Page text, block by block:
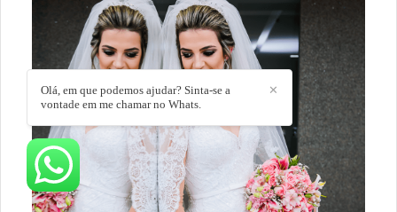
✕
Olá, em que podemos ajudar? Sinta-se a
vontade em me chamar no Whats.